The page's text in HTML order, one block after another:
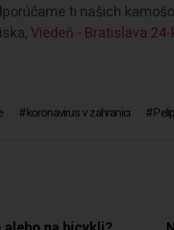
ti našich
Viedeň - Bratislava
koronavirus v zahranici